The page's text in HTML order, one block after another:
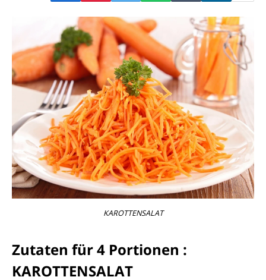
KAROTTENSALAT
Zutaten für 4 Portionen :
KAROTTENSALAT